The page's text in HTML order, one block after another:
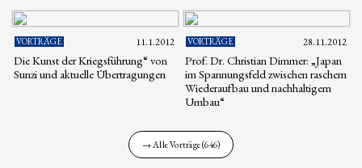
VORTRÄGE 11.1.2012
Die Kunst der Kriegsführung“ von
Sunzi und aktuelle Übertragungen
VORTRÄGE 28.11.2012
Prof. Dr. Christian Dimmer: „Japan
im Spannungsfeld zwischen raschem
Wiederaufbau und nachhaltigem
Umbau“
→ Alle Vorträge (646)